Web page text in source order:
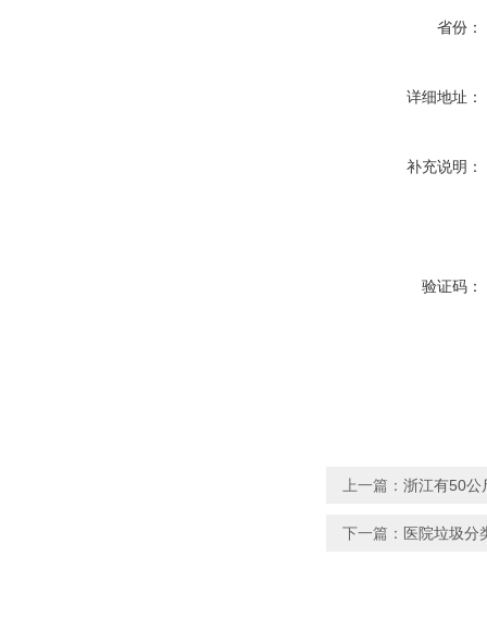
省份：
详细地址：
补充说明：
验证码：
上一篇： 浙江有50公
下一篇： 医院垃圾分